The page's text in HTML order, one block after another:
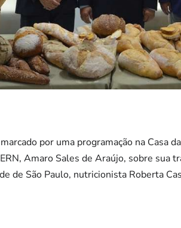
por uma programação na Casa
Amaro Sales de Araújo, sobre sua
de São Paulo, nutricionista Roberta